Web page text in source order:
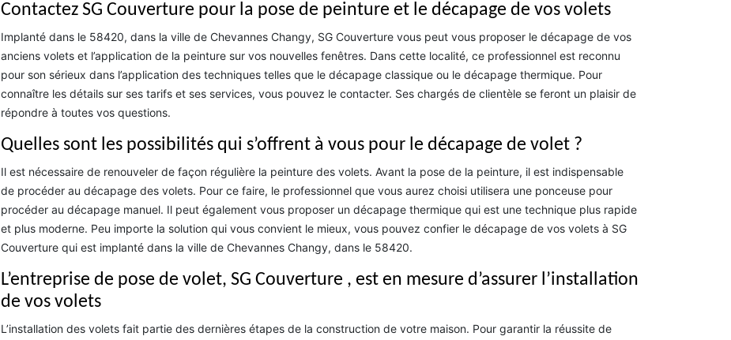
Contactez SG Couverture pour la pose de peinture et le décapage de vos volets
Implanté dans le 58420, dans la ville de Chevannes Changy, SG Couverture vous peut vous proposer le décapage de vos
anciens volets et l’application de la peinture sur vos nouvelles fenêtres. Dans cette localité, ce professionnel est reconnu
pour son sérieux dans l’application des techniques telles que le décapage classique ou le décapage thermique. Pour
connaître les détails sur ses tarifs et ses services, vous pouvez le contacter. Ses chargés de clientèle se feront un plaisir de
répondre à toutes vos questions.
Quelles sont les possibilités qui s’offrent à vous pour le décapage de volet ?
Il est nécessaire de renouveler de façon régulière la peinture des volets. Avant la pose de la peinture, il est indispensable
de procéder au décapage des volets. Pour ce faire, le professionnel que vous aurez choisi utilisera une ponceuse pour
procéder au décapage manuel. Il peut également vous proposer un décapage thermique qui est une technique plus rapide
et plus moderne. Peu importe la solution qui vous convient le mieux, vous pouvez confier le décapage de vos volets à SG
Couverture qui est implanté dans la ville de Chevannes Changy, dans le 58420.
L’entreprise de pose de volet, SG Couverture , est en mesure d’assurer l’installation
de vos volets
L’installation des volets fait partie des dernières étapes de la construction de votre maison. Pour garantir la réussite de